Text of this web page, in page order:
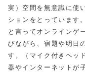
実）空間を無意識に使
ションをとっています
と言ってオンラインゲ
びながら、宿題や明日
す。（マイク付きヘッ
器やインターネットが